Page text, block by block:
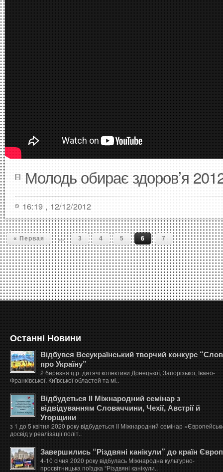
Молодь обирає здоров’я
16:19 , 12/12/2012
« Первая ... 3 4 5 6 7
Останні Новини
Відбувся Всеукраїнський творчий конкурс
про Україну”
2 березня ц.р. дитячі колективи Донецької, Запорізької, Івано-
Франківської, Київської областей та мі..
Відбудеться ІІ Міжнародний семінар з
відвідуванням Словаччини, Чехії, Австрії й
Угорщини
з 1 до 5 квітня 2020 року відбудеться ІІ Міжнародний семінар
досвід у реалізації політ..
Завершились “Різдвяні канікули” до країн
4-10 січня 2020 року відбулась Міжнародна культурно-
просвітницька поїздка “Різдвяні канікули..